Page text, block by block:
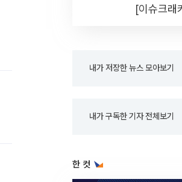
[이슈크래
내가 저장한 뉴스 모아보기
내가 구독한 기자 전체보기
한 컷